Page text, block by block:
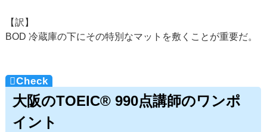
【訳】
BOD 冷蔵庫の下にその特別なマットを敷くことが重要だ。
大阪のTOEIC® 990点講師のワンポ
イント